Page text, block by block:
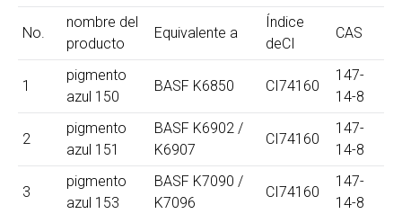
No.
nombre del
producto
Equivalente a
Índice
deCI
CAS
1
pigmento
azul 150
BASF K6850 CI74160
147-
14-8
2
pigmento
azul 151
BASF K6902 /
K6907
CI74160
147-
14-8
3
pigmento
azul 153
BASF K7090 /
K7096
CI74160
147-
14-8